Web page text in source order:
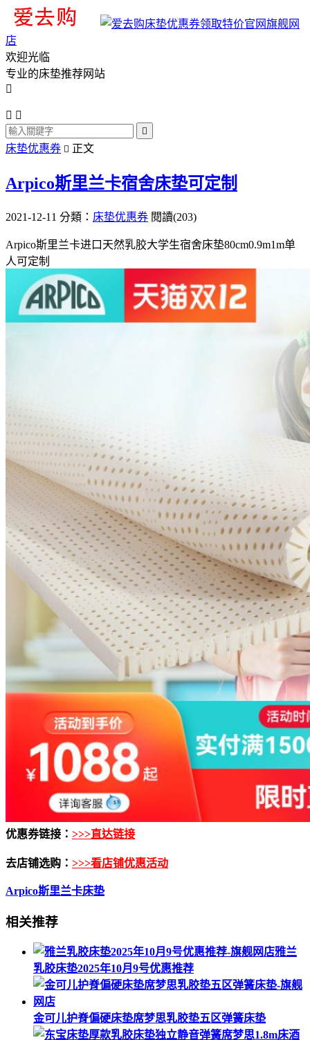
旗舰网
店
欢迎光临
专业的床垫推荐网站

 

床垫优惠券  正文
Arpico斯里兰卡宿舍床垫可定制
2021-12-11 分類： 床垫优惠券 閱讀(203)
Arpico斯里兰卡进口天然乳胶大学生宿舍床垫80cm0.9m1m单
人可定制
优惠券链接： >>>直达链接
去店铺选购： >>>看店铺优惠活动
Arpico斯里兰卡床垫
相关推荐
雅兰
乳胶床垫2025年10月9号优惠推荐
金可儿护脊偏硬床垫席梦思乳胶垫五区弹簧床垫